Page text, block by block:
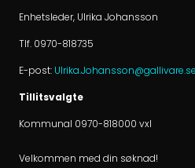
Enhetsleder, Ulrika Johansson
Tlf. 0970-818735
E-post: Ulrika.Johansson@gallivare.se
Tillitsvalgte
Kommunal 0970-818000 vxl
Velkommen med din søknad!